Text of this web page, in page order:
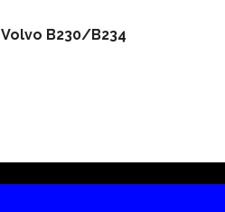
B230/B234